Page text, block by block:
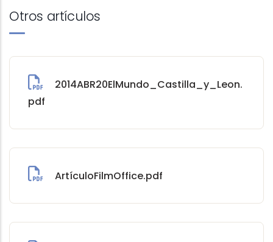
Otros artículos
2014ABR20ElMundo_Castilla_y_Leon.
pdf
ArtículoFilmOffice.pdf